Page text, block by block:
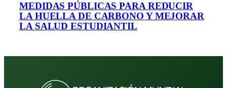
MEDIDAS PÚBLICAS PARA REDUCIR
LA HUELLA DE CARBONO Y MEJORAR
LA SALUD ESTUDIANTIL